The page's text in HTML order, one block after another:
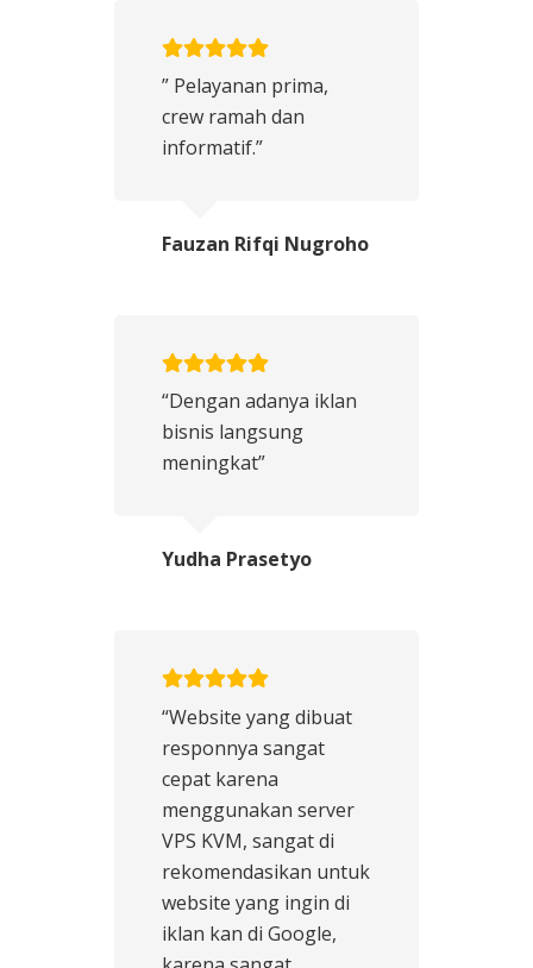
” Pelayanan prima,
crew ramah dan
informatif.”
Fauzan Rifqi Nugroho
“Dengan adanya iklan
bisnis langsung
meningkat”
Yudha Prasetyo
“Website yang dibuat
responnya sangat
cepat karena
menggunakan server
VPS KVM, sangat di
rekomendasikan untuk
website yang ingin di
iklan kan di Google,